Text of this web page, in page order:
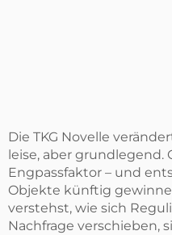
Die TKG Novelle
leise, aber grundlegend.
Engpassfaktor – und
Objekte künftig
verstehst, wie sich
Nachfrage verschieben,